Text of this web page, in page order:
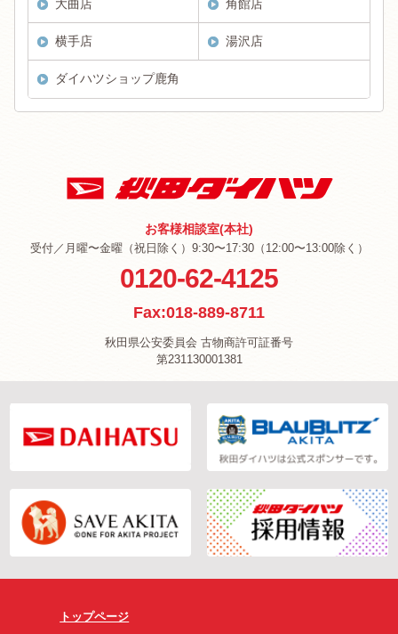
大曲店 角館店
横手店 湯沢店
ダイハツショップ鹿角
お客様相談室(本社)
受付／月曜〜金曜（祝日除く）9:30〜17:30（12:00〜13:00除く）
0120-62-4125
Fax:018-889-8711
秋田県公安委員会 古物商許可証番号
第231130001381
トップページ